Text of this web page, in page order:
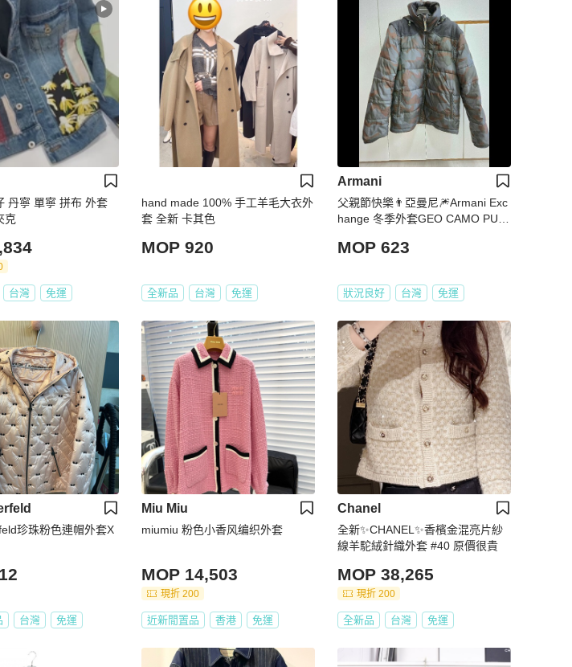
丹寧 單寧 拼布 外套
克
台灣 免運
hand made 100% 手工羊毛大衣外
套 全新 卡其色
MOP 920
全新品 台灣 免運
Armani
父親節快樂👨亞曼尼🎆Armani Exc
hange 冬季外套GEO CAMO PUF
MOP 623
狀況良好 台灣 免運
珍珠粉色連帽外套X
台灣 免運
Miu Miu
miumiu 粉色小香风编织外套
MOP 14,503
現折 200
近新閒置品 香港 免運
Chanel
全新✨CHANEL✨香檳金混亮片紗
線羊駝絨針織外套 #40 原價很貴
MOP 38,265
現折 200
全新品 台灣 免運